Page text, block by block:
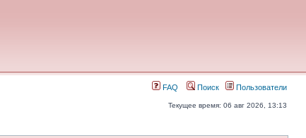
FAQ Поиск Пользователи
Текущее время: 06 авг 2026, 13:13